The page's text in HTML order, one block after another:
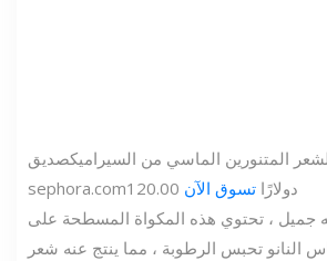
المتنورين الماسي من السيراميكصديق
sephora.com
120.00 دولارًا تسوق الآن
جميل ، تحتوي هذه المكواة المسطحة على
النانو تحبس الرطوبة ، مما ينتج عنه شعر